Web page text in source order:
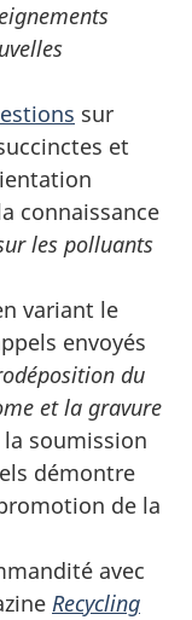
sur
et
connaissance
les polluants
variant le
envoyés
du
et la gravure
soumission
démontre
de la
avec
Recycling